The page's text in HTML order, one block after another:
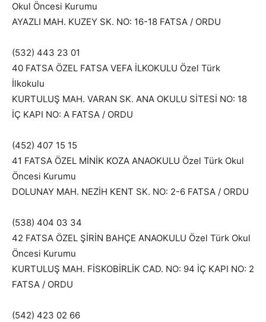
Okul Öncesi Kurumu
AYAZLI MAH. KUZEY SK. NO: 16-18 FATSA / ORDU
(532) 443 23 01
40 FATSA ÖZEL FATSA VEFA İLKOKULU Özel Türk
İlkokulu
KURTULUŞ MAH. VARAN SK. ANA OKULU SİTESİ NO: 18
İÇ KAPI NO: A FATSA / ORDU
(452) 407 15 15
41 FATSA ÖZEL MİNİK KOZA ANAOKULU Özel Türk Okul
Öncesi Kurumu
DOLUNAY MAH. NEZİH KENT SK. NO: 2-6 FATSA / ORDU
(538) 404 03 34
42 FATSA ÖZEL ŞİRİN BAHÇE ANAOKULU Özel Türk Okul
Öncesi Kurumu
KURTULUŞ MAH. FİSKOBİRLİK CAD. NO: 94 İÇ KAPI NO: 2
FATSA / ORDU
(542) 423 02 66